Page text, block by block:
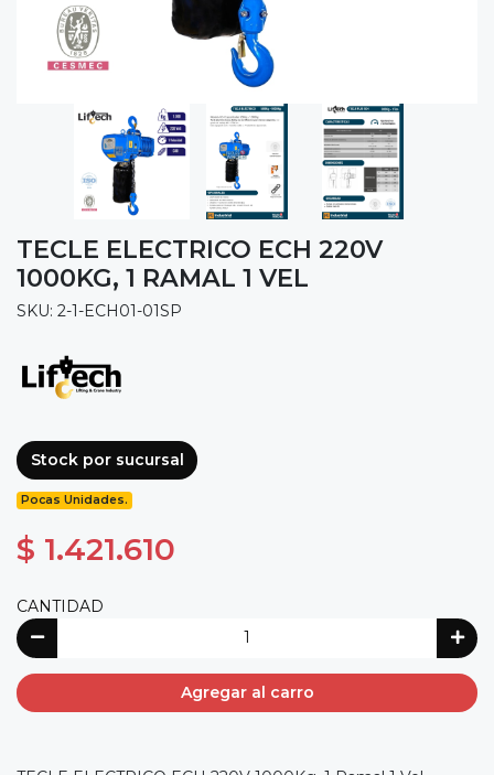
TECLE ELECTRICO ECH 220V
1000KG, 1 RAMAL 1 VEL
SKU: 2-1-ECH01-01SP
Stock por sucursal
Pocas Unidades.
$ 1.421.610
CANTIDAD
Agregar al carro